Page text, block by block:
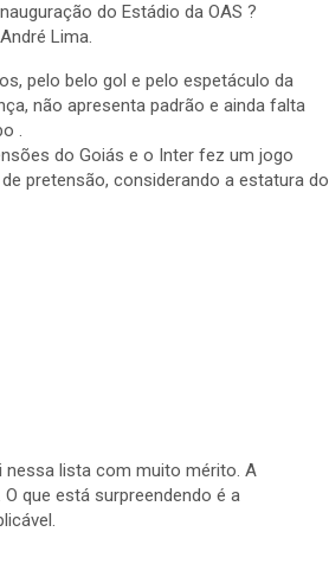
do Estádio da OAS ?
Lima.
pelo belo gol e pelo espetáculo da
não apresenta padrão e ainda falta
.
do Goiás e o Inter fez um jogo
pretensão, considerando a estatura do
nessa lista com muito mérito. A
que está surpreendendo é a